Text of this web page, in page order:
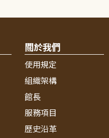
關於我們
使用規定
組織架構
館長
服務項目
歷史沿革